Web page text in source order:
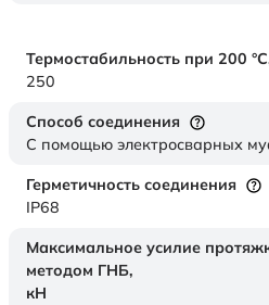
Термостабильность при 200
250
Способ соединения
С помощью электросварных
Герметичность соединения
IP68
Максимальное усилие
методом ГНБ,
кН